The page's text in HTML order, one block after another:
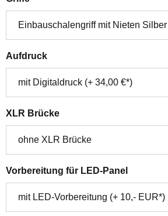
Aufdruckauswählen
XLR Brückeauswählen
Vorbereitung für LED-Panel